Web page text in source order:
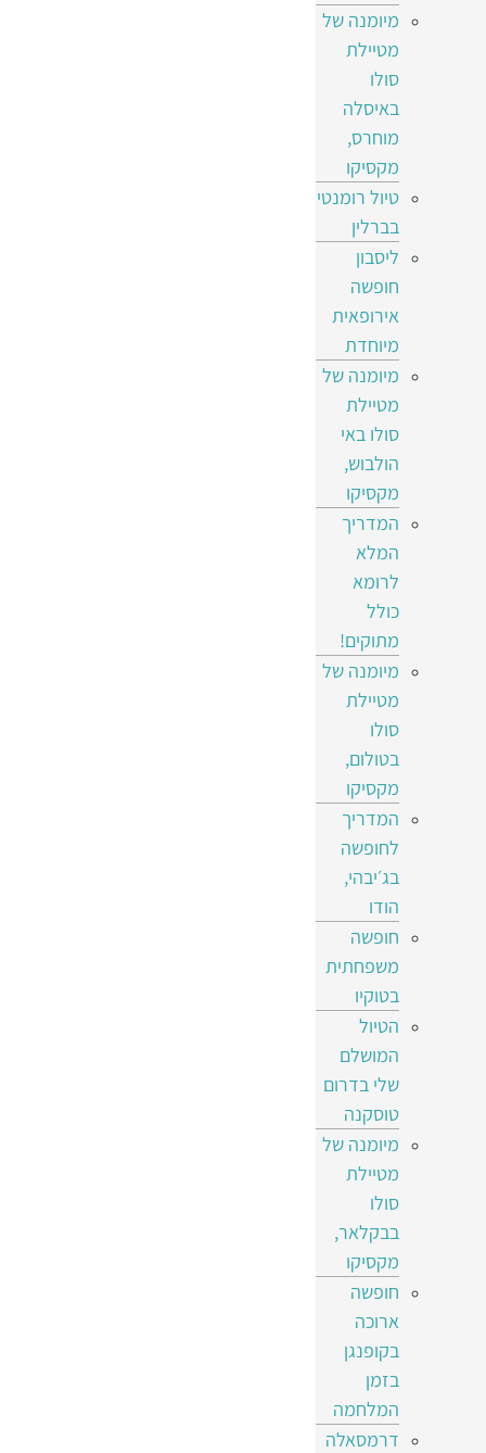
מיומנה של
מטיילת
סולו
באיסלה
מוחרס,
מקסיקו
טיול רומנטי
בברלין
ליסבון
חופשה
אירופאית
מיוחדת
מיומנה של
מטיילת
סולו באי
הולבוש,
מקסיקו
המדריך
המלא
לרומא
כולל
מתוקים!
מיומנה של
מטיילת
סולו
בטולום,
מקסיקו
המדריך
לחופשה
בג׳יבהי,
הודו
חופשה
משפחתית
בטוקיו
הטיול
המושלם
שלי בדרום
טוסקנה
מיומנה של
מטיילת
סולו
בבקלאר,
מקסיקו
חופשה
ארוכה
בקופנגן
בזמן
המלחמה
דרמסאלה